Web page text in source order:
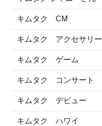
キムタク CM
キムタク アクセサリー
キムタク ゲーム
キムタク コンサート
キムタク デビュー
キムタク ハワイ